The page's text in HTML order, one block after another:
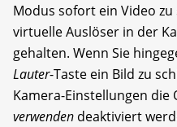
Modus sofort ein Video
virtuelle Auslöser in der
gehalten. Wenn Sie
Lauter-Taste ein Bild zu
Kamera-Einstellungen die
verwenden deaktiviert